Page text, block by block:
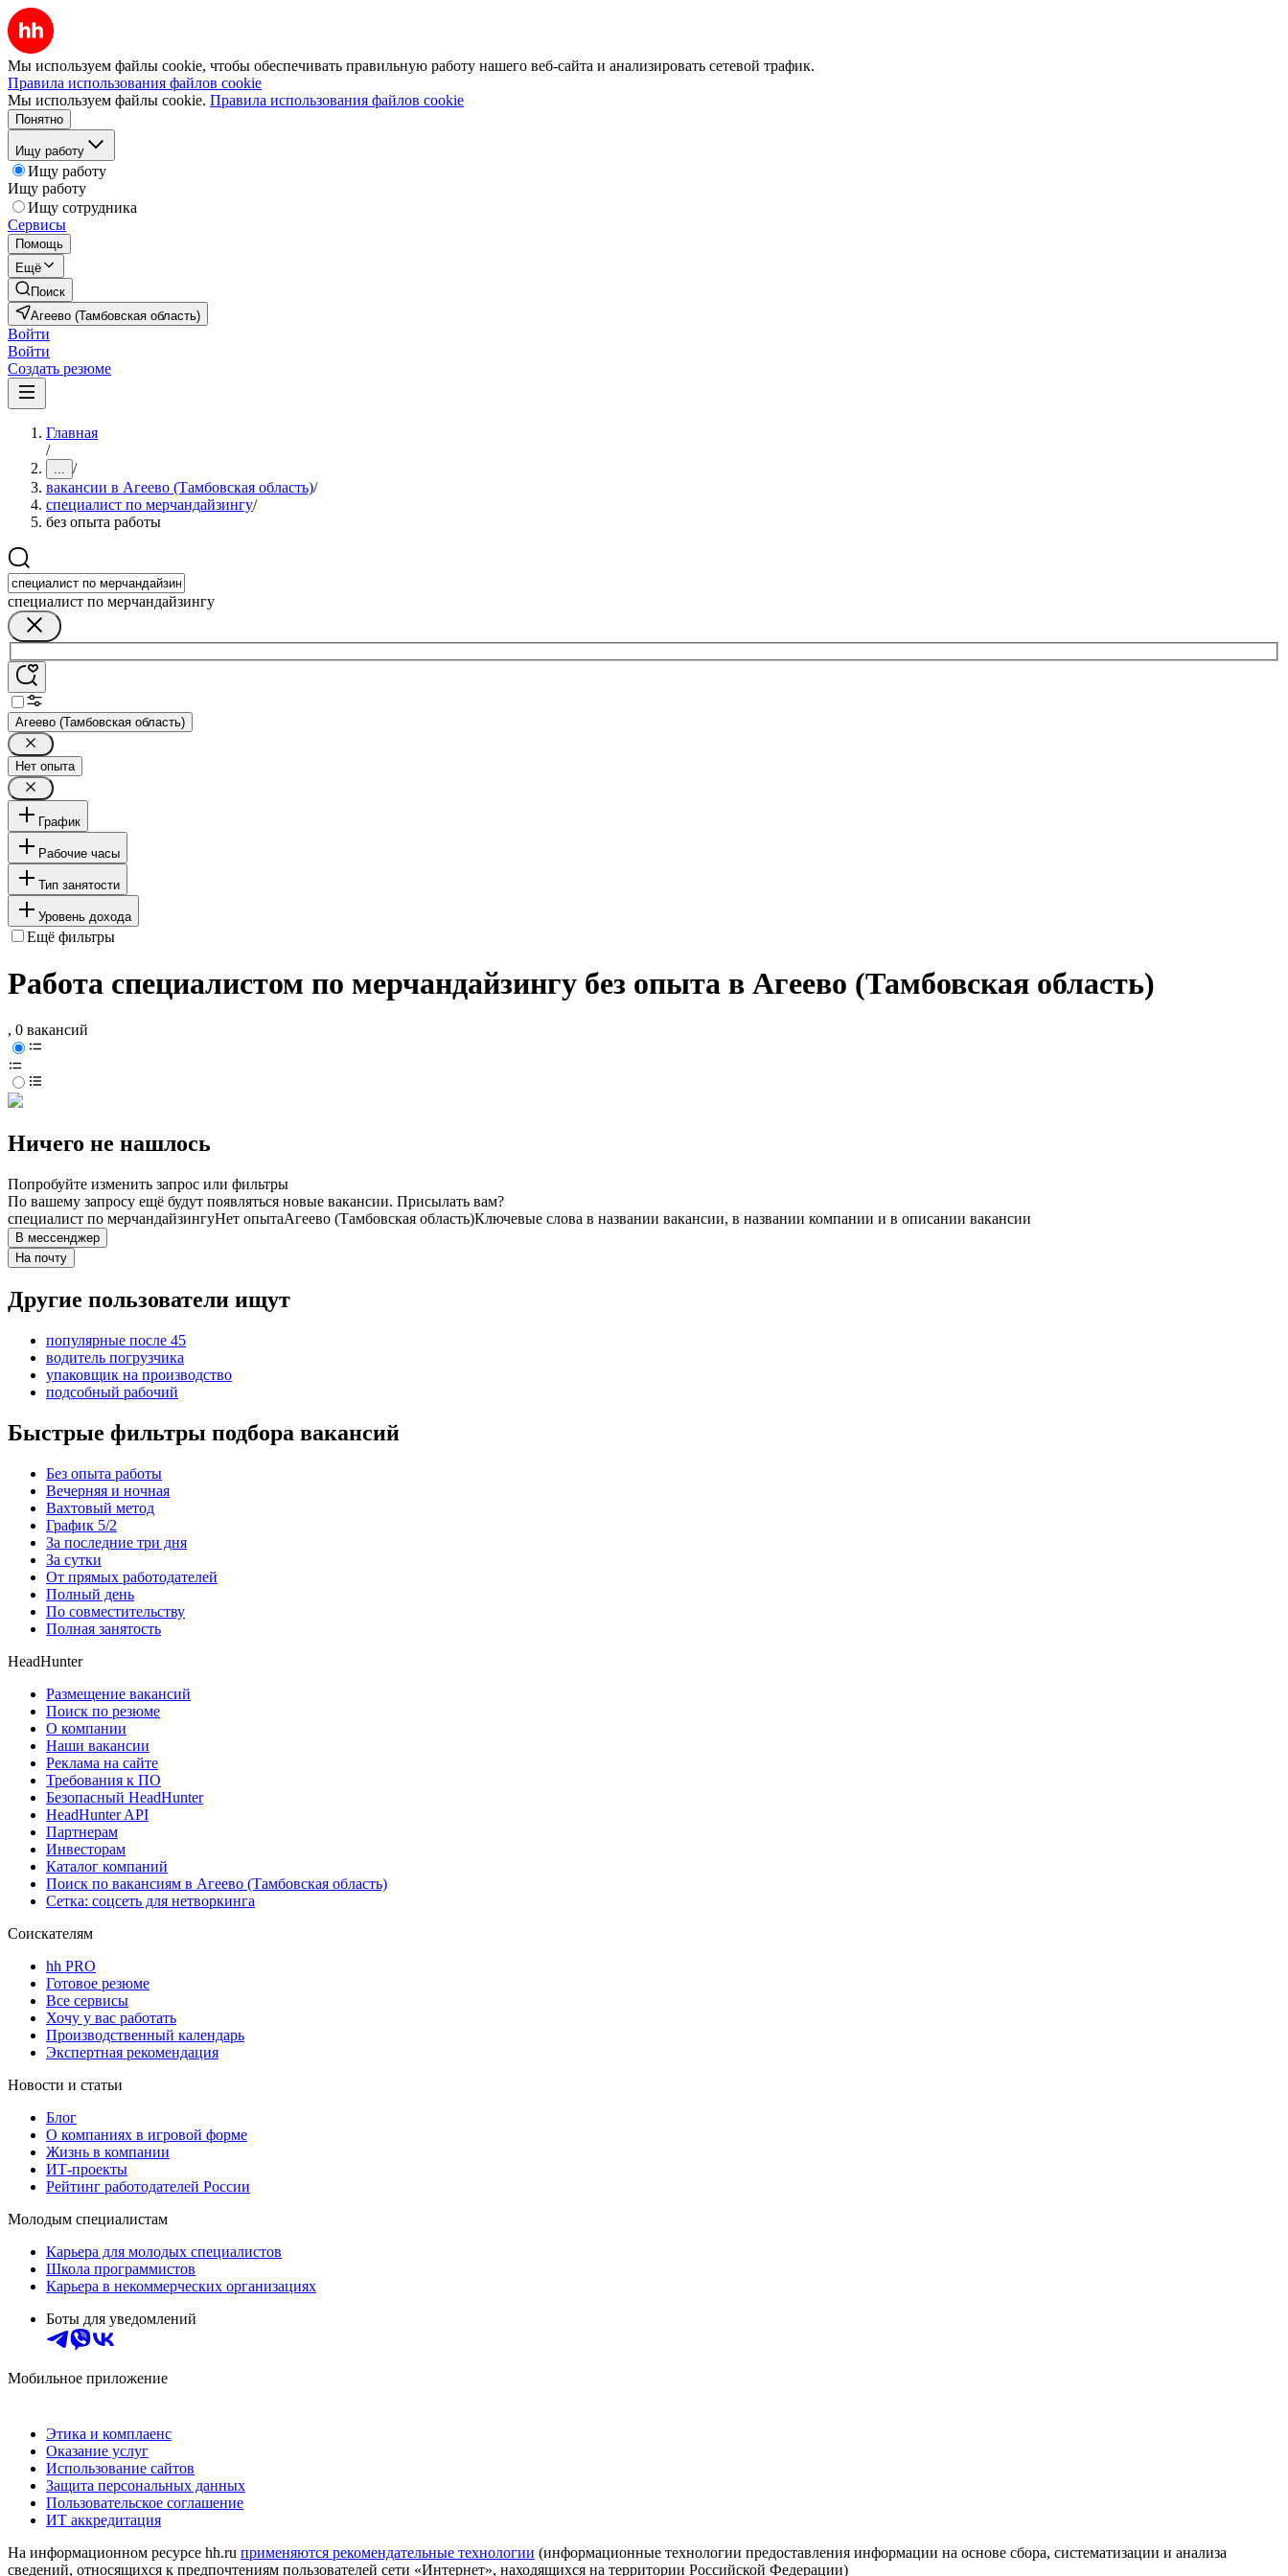
Мы используем файлы cookie, чтобы обеспечивать правильную работу нашего веб-сайта и анализировать сетевой трафик.
Правила использования файлов cookie
Мы используем файлы cookie. Правила использования файлов cookie
Понятно
Ищу работу
Ищу работу
Ищу работу
Ищу сотрудника
Сервисы
Помощь
Ещё
Поиск
Агеево (Тамбовская область)
Войти
Войти
Создать резюме
Главная
/
... /
вакансии в Агеево (Тамбовская область)/
специалист по мерчандайзингу/
без опыта работы
специалист по мерчандайзингу
Агеево (Тамбовская область)
Нет опыта
График
Рабочие часы
Тип занятости
Уровень дохода
Ещё фильтры
Работа специалистом по мерчандайзингу без опыта в Агеево (Тамбовская область)
, 0 вакансий
Ничего не нашлось
Попробуйте изменить запрос или фильтры
По вашему запросу ещё будут появляться новые вакансии. Присылать вам?
специалист по мерчандайзингуНет опытаАгеево (Тамбовская область)Ключевые слова в названии вакансии, в названии компании и в описании вакансии
В мессенджер
На почту
Другие пользователи ищут
популярные после 45
водитель погрузчика
упаковщик на производство
подсобный рабочий
Быстрые фильтры подбора вакансий
Без опыта работы
Вечерняя и ночная
Вахтовый метод
График 5/2
За последние три дня
За сутки
От прямых работодателей
Полный день
По совместительству
Полная занятость
HeadHunter
Размещение вакансий
Поиск по резюме
О компании
Наши вакансии
Реклама на сайте
Требования к ПО
Безопасный HeadHunter
HeadHunter API
Партнерам
Инвесторам
Каталог компаний
Поиск по вакансиям в Агеево (Тамбовская область)
Сетка: соцсеть для нетворкинга
Соискателям
hh PRO
Готовое резюме
Все сервисы
Хочу у вас работать
Производственный календарь
Экспертная рекомендация
Новости и статьи
Блог
О компаниях в игровой форме
Жизнь в компании
ИТ-проекты
Рейтинг работодателей России
Молодым специалистам
Карьера для молодых специалистов
Школа программистов
Карьера в некоммерческих организациях
Боты для уведомлений
Мобильное приложение
Этика и комплаенс
Оказание услуг
Использование сайтов
Защита персональных данных
Пользовательское соглашение
ИТ аккредитация
На информационном ресурсе hh.ru применяются рекомендательные технологии (информационные технологии предоставления информации на основе сбора, систематизации и анализа
сведений, относящихся к предпочтениям пользователей сети «Интернет», находящихся на территории Российской Федерации)